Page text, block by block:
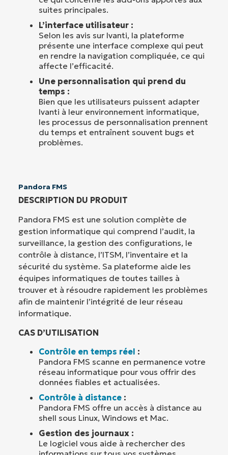
suites principales.
L’interface utilisateur :
Selon les avis sur Ivanti, la plateforme
présente une interface complexe qui peut
en rendre la navigation compliquée, ce qui
affecte l’efficacité.
Une personnalisation qui prend du
temps :
Bien que les utilisateurs puissent adapter
Ivanti à leur environnement informatique,
les processus de personnalisation prennent
du temps et entraînent souvent bugs et
problèmes.
Pandora FMS
DESCRIPTION DU PRODUIT
Pandora FMS est une solution complète de
gestion informatique qui comprend l’audit, la
surveillance, la gestion des configurations, le
contrôle à distance, l’ITSM, l’inventaire et la
sécurité du système. Sa plateforme aide les
équipes informatiques de toutes tailles à
trouver et à résoudre rapidement les problèmes
afin de maintenir l’intégrité de leur réseau
informatique.
CAS D’UTILISATION
Contrôle en temps réel :
Pandora FMS scanne en permanence votre
réseau informatique pour vous offrir des
données fiables et actualisées.
Contrôle à distance :
Pandora FMS offre un accès à distance au
shell sous Linux, Windows et Mac.
Gestion des journaux :
Le logiciel vous aide à rechercher des